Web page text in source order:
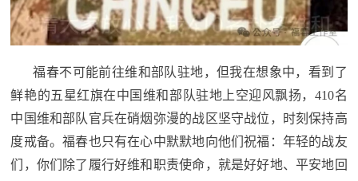
福春不可能前往维和部队驻地，但我在想象中，看到了
鲜艳的五星红旗在中国维和部队驻地上空迎风飘扬，410名
中国维和部队官兵在硝烟弥漫的战区坚守战位，时刻保持高
度戒备。福春也只有在心中默默地向他们祝福：年轻的战友
们，你们除了履行好维和职责使命，就是好好地、平安地回